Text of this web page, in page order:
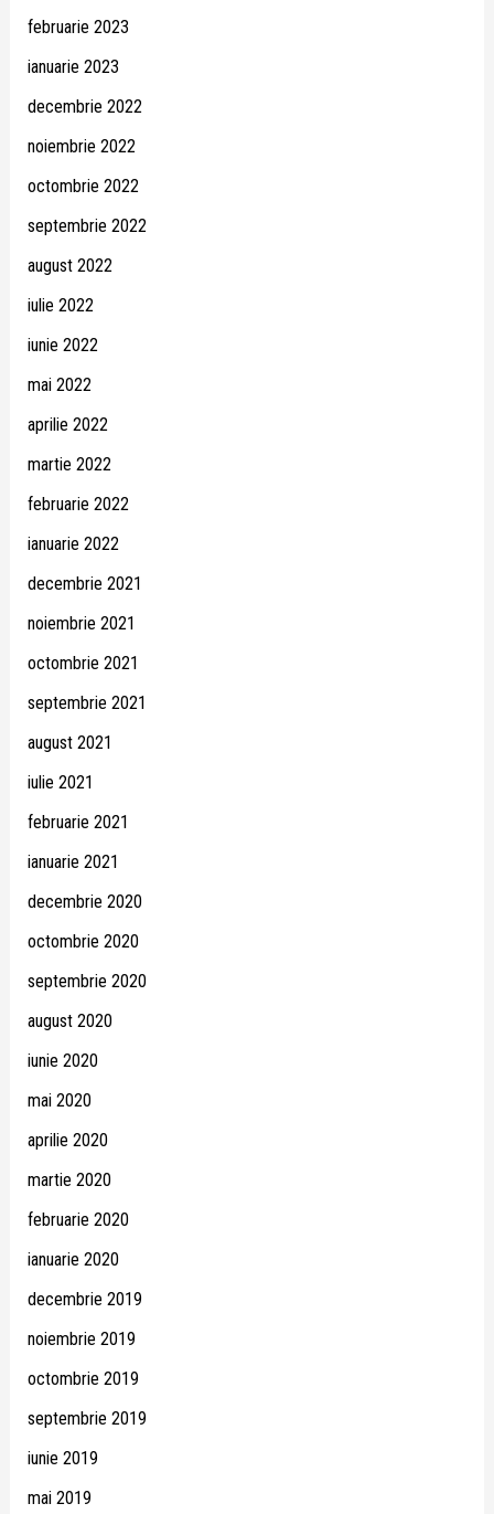
februarie 2023
ianuarie 2023
decembrie 2022
noiembrie 2022
octombrie 2022
septembrie 2022
august 2022
iulie 2022
iunie 2022
mai 2022
aprilie 2022
martie 2022
februarie 2022
ianuarie 2022
decembrie 2021
noiembrie 2021
octombrie 2021
septembrie 2021
august 2021
iulie 2021
februarie 2021
ianuarie 2021
decembrie 2020
octombrie 2020
septembrie 2020
august 2020
iunie 2020
mai 2020
aprilie 2020
martie 2020
februarie 2020
ianuarie 2020
decembrie 2019
noiembrie 2019
octombrie 2019
septembrie 2019
iunie 2019
mai 2019